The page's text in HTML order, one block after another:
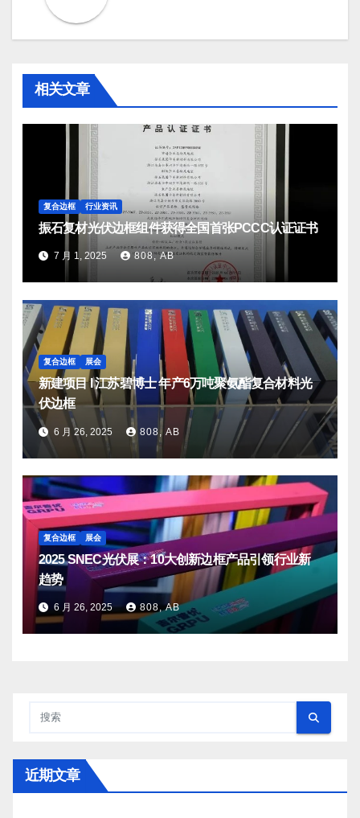
相关文章
复合边框 行业资讯
振石复材光伏边框组件获得全国首张PCCC认证证书
7 月 1, 2025 808, AB
复合边框 展会
新建项目 I 江苏碧博士 年产6万吨聚氨酯复合材料光
伏边框
6 月 26, 2025 808, AB
复合边框 展会
2025 SNEC光伏展：10大创新边框产品引领行业新
趋势
6 月 26, 2025 808, AB
近期文章